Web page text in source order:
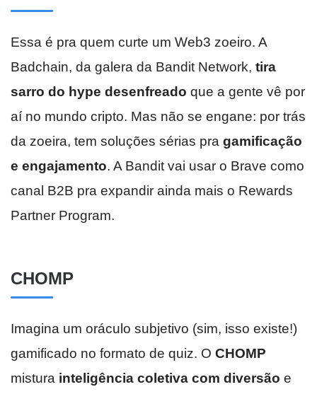
Essa é pra quem curte um Web3 zoeiro. A
Badchain, da galera da Bandit Network, tira
sarro do hype desenfreado que a gente vê por
aí no mundo cripto. Mas não se engane: por trás
da zoeira, tem soluções sérias pra gamificação
e engajamento. A Bandit vai usar o Brave como
canal B2B pra expandir ainda mais o Rewards
Partner Program.
CHOMP
Imagina um oráculo subjetivo (sim, isso existe!)
gamificado no formato de quiz. O CHOMP
mistura inteligência coletiva com diversão e